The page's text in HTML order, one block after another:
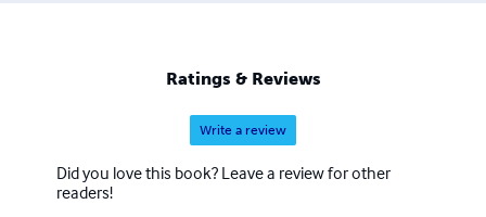
Ratings & Reviews
Write a review
Did you love this book? Leave a review for other
readers!